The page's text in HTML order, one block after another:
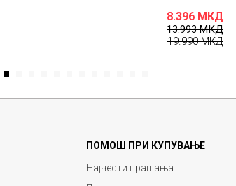
8.396 МКД
13.993МКД
19.990МКД
1
ПОМОШ ПРИ КУПУВАЊЕ
Најчести прашања